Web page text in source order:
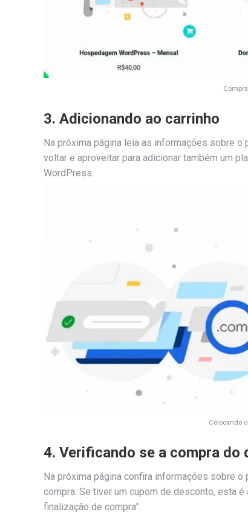
3. Adicionando ao carrinho
Na próxima página leia as informações sobre o
voltar e aproveitar para adicionar também um
WordPress.
Colocando
4. Verificando se a compra
Na próxima página confira informações sobre
compra. Se tiver um cupom de desconto, esta é
finalização de compra”.